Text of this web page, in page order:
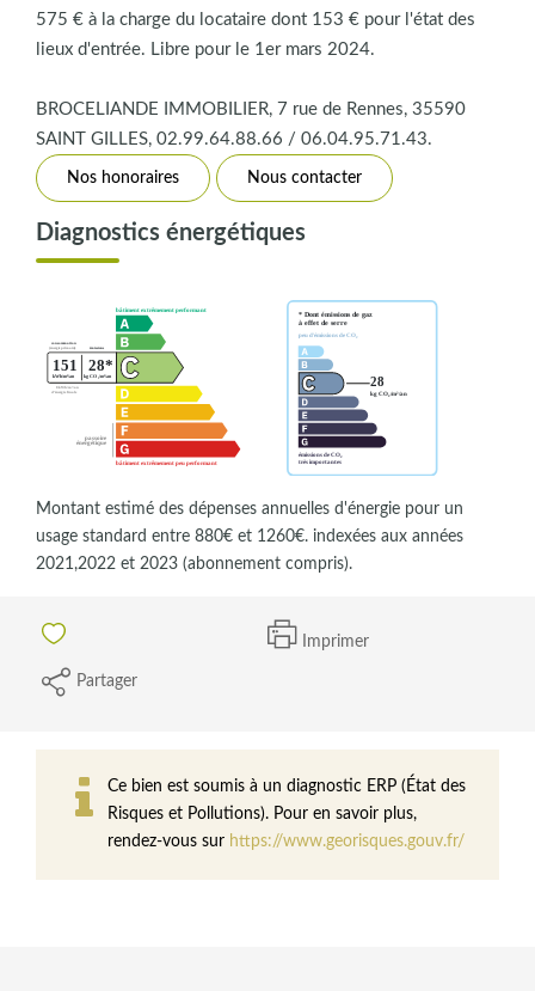
575 € à la charge du locataire dont 153 € pour l'état des
lieux d'entrée. Libre pour le 1er mars 2024.
BROCELIANDE IMMOBILIER, 7 rue de Rennes, 35590
SAINT GILLES, 02.99.64.88.66 / 06.04.95.71.43.
Nos honoraires Nous contacter
Diagnostics énergétiques
Montant estimé des dépenses annuelles d'énergie pour un
usage standard entre 880€ et 1260€. indexées aux années
2021,2022 et 2023 (abonnement compris).
Imprimer
Partager
Ce bien est soumis à un diagnostic ERP (État des
Risques et Pollutions). Pour en savoir plus,
rendez-vous sur https://www.georisques.gouv.fr/